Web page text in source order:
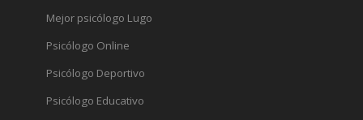
Mejor psicólogo Lugo
Psicólogo Online
Psicólogo Deportivo
Psicólogo Educativo